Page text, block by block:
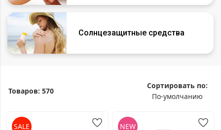
Солнцезащитные средства
Товаров: 570
Сортировать по: